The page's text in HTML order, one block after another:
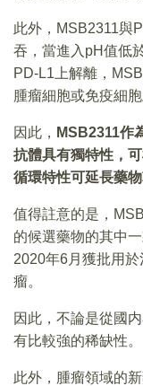
此外，MSB2311與
吞，當進入pH值低
PD-L1上解離，
腫瘤細胞或免疫細
因此， MSB2311作
抗體具有獨特性 ，
循環特性可延長藥
值得註意的是，
的候選藥物的其中
2020年6月獲批用
瘤。
因此，不論是從國
有比較強的稀缺性。
此外，腫瘤領域的